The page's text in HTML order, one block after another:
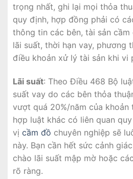
trọng nhất, ghi lại mọi thỏa
quy định, hợp đồng phải có
thông tin các bên, tài sản
lãi suất, thời hạn vay, phương
điều khoản xử lý tài sản khi vi
Lãi suất: Theo Điều 468 Bộ
suất vay do các bên thỏa
vượt quá 20%/năm của
hợp luật khác có liên quan
vị cầm đồ chuyên nghiệp sẽ
này. Bạn cần hết sức cảnh
chào lãi suất mập mờ hoặc
rõ ràng.